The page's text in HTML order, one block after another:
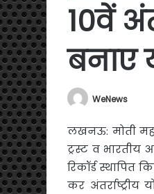
10वें
बनाए
WeNews
लखनऊ: मोती
ट्रस्ट व भारतीय
रिकॉर्ड स्थापित
कर